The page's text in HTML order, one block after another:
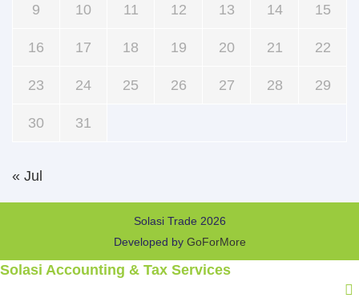
9 10 11 12 13 14 15
16 17 18 19 20 21 22
23 24 25 26 27 28 29
30 31
« Jul
Solasi Trade 2026
Developed by GoForMore
Solasi Accounting & Tax Services